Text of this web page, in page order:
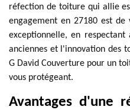
réfection de toiture qui allie
engagement en 27180 est
exceptionnelle, en
anciennes et l'innovation des
G David Couverture pour un
vous protégeant.
Avantages d'une